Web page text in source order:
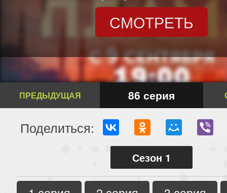
СМОТРЕТЬ
ПРЕДЫДУЩАЯ 86 серия
Поделиться:
Сезон 1